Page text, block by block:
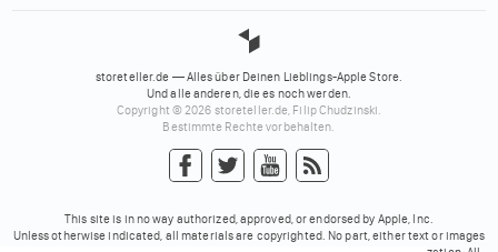
storeteller.de — Alles über Deinen Lieblings-Apple Store.
Und alle anderen, die es noch werden.
Copyright © 2026 storeteller.de, Filip Chudzinski.
Bestimmte Rechte vorbehalten.
This site is in no way authorized, approved, or endorsed by Apple, Inc.
Unless otherwise indicated, all materials are copyrighted. No part, either text or images